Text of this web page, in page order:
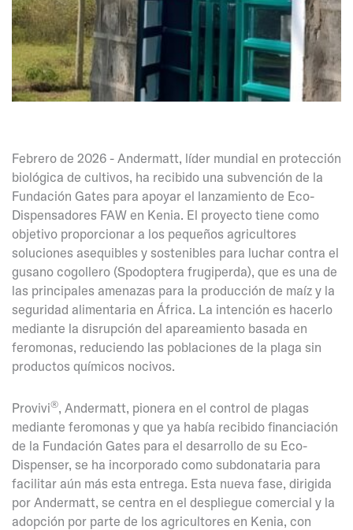
Febrero de 2026 - Andermatt, líder mundial en protección
biológica de cultivos, ha recibido una subvención de la
Fundación Gates para apoyar el lanzamiento de Eco-
Dispensadores FAW en Kenia. El proyecto tiene como
objetivo proporcionar a los pequeños agricultores
soluciones asequibles y sostenibles para luchar contra el
gusano cogollero (Spodoptera frugiperda), que es una de
las principales amenazas para la producción de maíz y la
seguridad alimentaria en África. La intención es hacerlo
mediante la disrupción del apareamiento basada en
feromonas, reduciendo las poblaciones de la plaga sin
productos químicos nocivos.
Provivi®, Andermatt, pionera en el control de plagas
mediante feromonas y que ya había recibido financiación
de la Fundación Gates para el desarrollo de su Eco-
Dispenser, se ha incorporado como subdonataria para
facilitar aún más esta entrega. Esta nueva fase, dirigida
por Andermatt, se centra en el despliegue comercial y la
adopción por parte de los agricultores en Kenia, con